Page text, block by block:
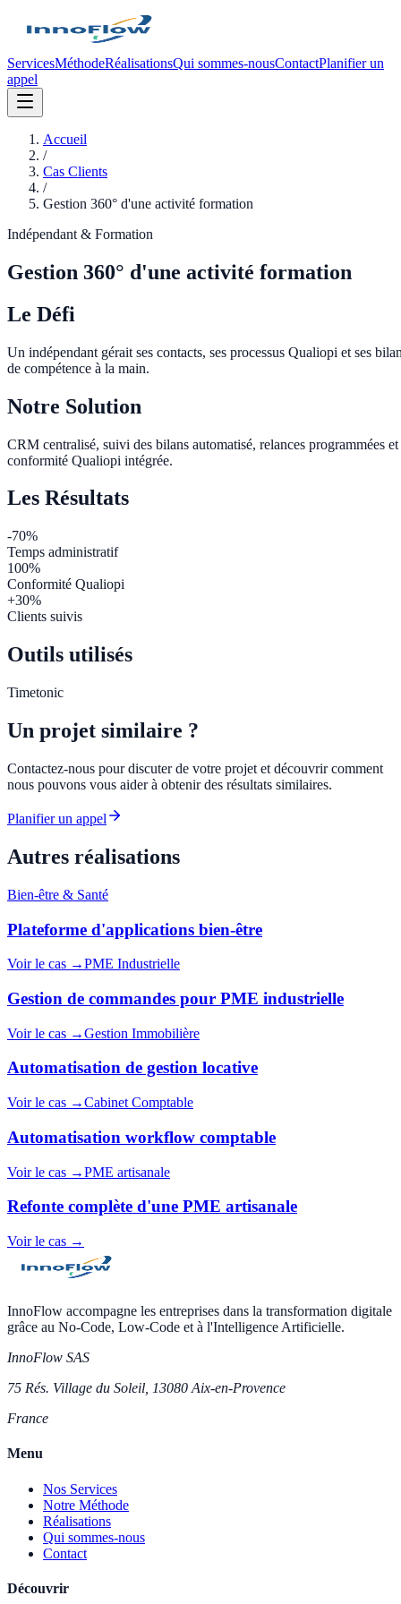
ServicesMéthodeRéalisationsQui sommes-nousContactPlanifier un
appel
Accueil
/
Cas Clients
/
Gestion 360° d'une activité formation
Indépendant & Formation
Gestion 360° d'une activité formation
Le Défi
Un indépendant gérait ses contacts, ses processus Qualiopi et ses
de compétence à la main.
Notre Solution
CRM centralisé, suivi des bilans automatisé, relances programmées et
conformité Qualiopi intégrée.
Les Résultats
-70%
Temps administratif
100%
Conformité Qualiopi
+30%
Clients suivis
Outils utilisés
Timetonic
Un projet similaire ?
Contactez-nous pour discuter de votre projet et découvrir comment
nous pouvons vous aider à obtenir des résultats similaires.
Planifier un appel
Autres réalisations
Bien-être & Santé
Plateforme d'applications bien-être
Voir le cas →PME Industrielle
Gestion de commandes pour PME industrielle
Voir le cas →Gestion Immobilière
Automatisation de gestion locative
Voir le cas →Cabinet Comptable
Automatisation workflow comptable
Voir le cas →PME artisanale
Refonte complète d'une PME artisanale
Voir le cas →
InnoFlow accompagne les entreprises dans la transformation digitale
grâce au No-Code, Low-Code et à l'Intelligence Artificielle.
InnoFlow SAS
75 Rés. Village du Soleil, 13080 Aix-en-Provence
France
Menu
Nos Services
Notre Méthode
Réalisations
Qui sommes-nous
Contact
Découvrir